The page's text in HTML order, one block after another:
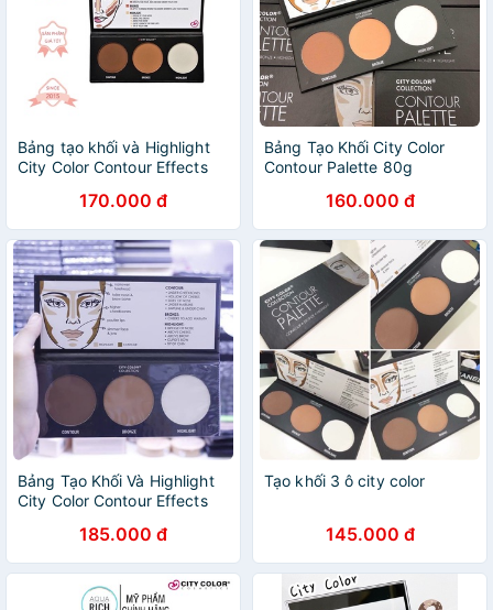
Bảng tạo khối và Highlight
City Color Contour Effects
170.000 đ
Bảng Tạo Khối City Color
Contour Palette 80g
160.000 đ
Bảng Tạo Khối Và Highlight
City Color Contour Effects
185.000 đ
Tạo khối 3 ô city color
145.000 đ